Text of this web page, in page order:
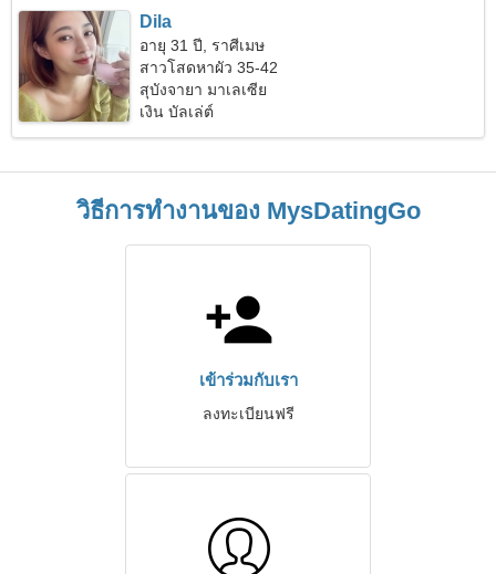
Dila
อายุ 31 ปี, ราศีเมษ
สาวโสดหาผัว 35-42
สุบังจายา มาเลเซีย
เงิน บัลเล่ต์
วิธีการทำงานของ MysDatingGo
เข้าร่วมกับเรา
ลงทะเบียนฟรี